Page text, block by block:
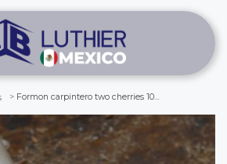
Formon carpintero two cherries 1001 de 20 mm de ancho